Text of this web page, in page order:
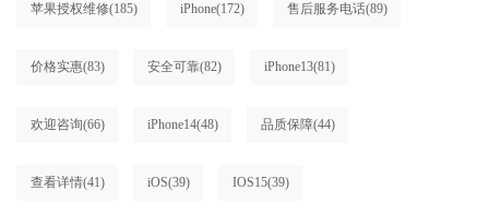
苹果授权维修(185) iPhone(172) 售后服务电话(89)
价格实惠(83) 安全可靠(82) iPhone13(81)
欢迎咨询(66) iPhone14(48) 品质保障(44)
查看详情(41) iOS(39) IOS15(39)